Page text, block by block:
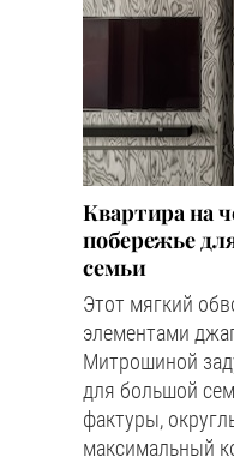
Квартира на
побережье
семьи
Этот мягкий
элементами
Митрошиной
для большой
фактуры,
максимальный